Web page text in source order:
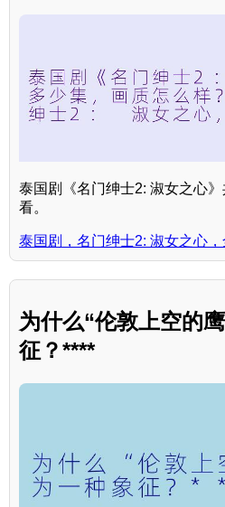
泰国剧《名门绅士2: 淑女之心
看。
泰国剧，名门绅士2: 淑女之心
为什么“伦敦上空的
征？****